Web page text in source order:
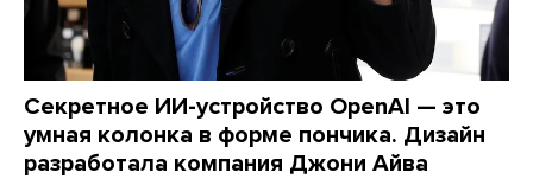
Секретное ИИ-устройство OpenAI — это
умная колонка в форме пончика. Дизайн
разработала компания Джони Айва